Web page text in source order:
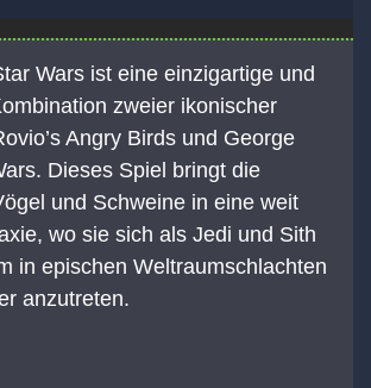
Wars ist eine einzigartige und
zweier ikonischer
Angry Birds und George
Dieses Spiel bringt die
und Schweine in eine weit
wo sie sich als Jedi und Sith
in epischen Weltraumschlachten
anzutreten.